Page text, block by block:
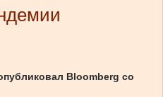
Bloomberg со